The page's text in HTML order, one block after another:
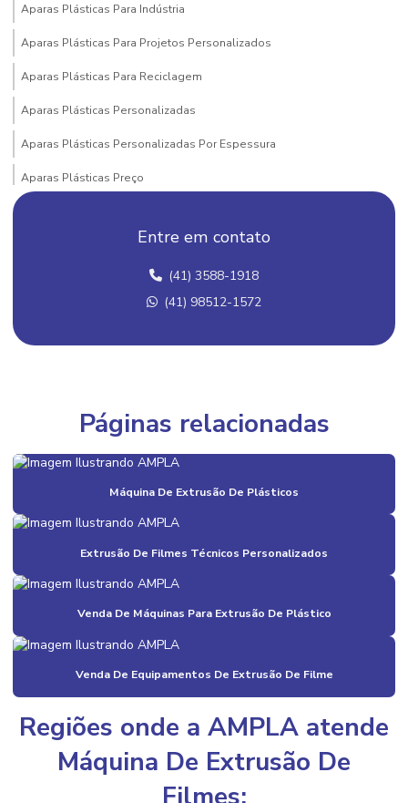
Aparas Plásticas Para Indústria
Aparas Plásticas Para Projetos Personalizados
Aparas Plásticas Para Reciclagem
Aparas Plásticas Personalizadas
Aparas Plásticas Personalizadas Por Espessura
Aparas Plásticas Preço
Atacado De Grãos De Plástico
Bobinas De Filme Flexível
Bobinas De Filme Para Cosméticos
Bobinas De Filme Para Embalagens
Bobinas De Filme Plástico Para Indústria
Bobinas E Filmes Para Indústria
Bobinas E Filmes Preço
Bobinas E Filmes Valor
Bobinas Plásticas
Bobinas Plásticas Recicláveis
Compra De Aparas Plásticas
Compra De Aparas Plásticas Em Diversas Cores
Compra De Grãos De Plástico Colorido
Compra De Sacos Plásticos
Entre em contato
(41) 3588-1918
(41) 98512-1572
Páginas relacionadas
Máquina De Extrusão De Plásticos
Extrusão De Filmes Técnicos Personalizados
Venda De Máquinas Para Extrusão De Plástico
Venda De Equipamentos De Extrusão De Filme
Regiões onde a AMPLA atende
Máquina De Extrusão De